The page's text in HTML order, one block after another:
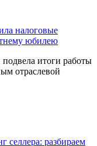
налоговые
юбилею
итоги работы
отраслевой
селлера: разбираем